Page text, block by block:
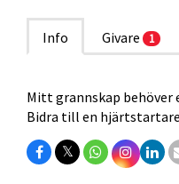
Info Givare 1
Mitt grannskap
Bidra till en
𝕏